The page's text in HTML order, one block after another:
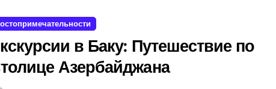
в Баку: Путешествие по
Азербайджана